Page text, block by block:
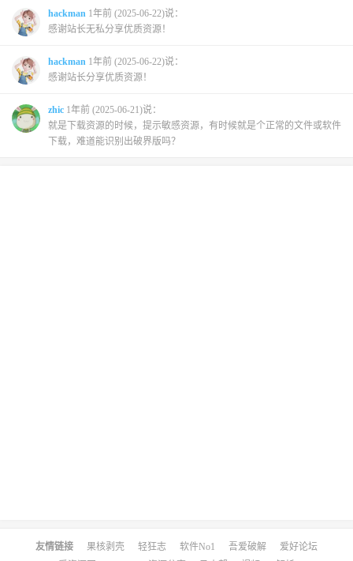
hackman 1年前 (2025-06-22)说：
感谢站长无私分享优质资源！
hackman 1年前 (2025-06-22)说：
感谢站长分享优质资源！
zhic 1年前 (2025-06-21)说：
就是下载资源的时候，提示敏感资源，有时候就是个正常的文件或软件
下载，难道能识别出破界版吗？
友情链接 果核剥壳 轻狂志 软件No1 吾爱破解
爱好论坛